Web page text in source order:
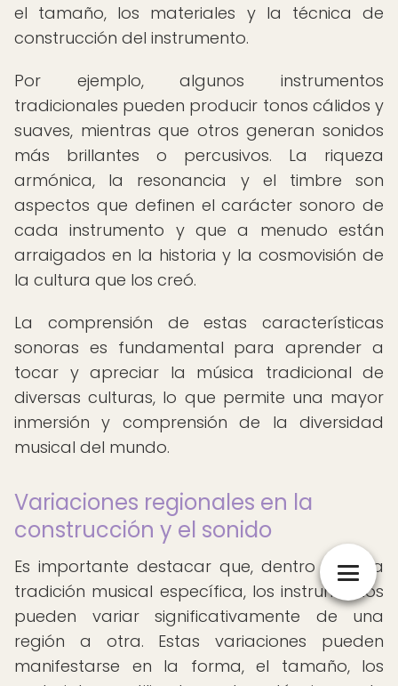
el tamaño, los materiales y la técnica de
construcción del instrumento.
Por ejemplo, algunos instrumentos
tradicionales pueden producir tonos cálidos y
suaves, mientras que otros generan sonidos
más brillantes o percusivos. La riqueza
armónica, la resonancia y el timbre son
aspectos que definen el carácter sonoro de
cada instrumento y que a menudo están
arraigados en la historia y la cosmovisión de
la cultura que los creó.
La comprensión de estas características
sonoras es fundamental para aprender a
tocar y apreciar la música tradicional de
diversas culturas, lo que permite una mayor
inmersión y comprensión de la diversidad
musical del mundo.
Variaciones regionales en la
construcción y el sonido
Es importante destacar que, dentro de una
tradición musical específica, los instrumentos
pueden variar significativamente de una
región a otra. Estas variaciones pueden
manifestarse en la forma, el tamaño, los